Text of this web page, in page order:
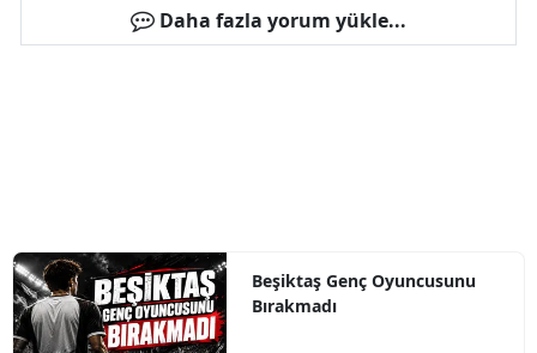
Daha fazla yorum yükle...
Beşiktaş Genç Oyuncusunu
Bırakmadı